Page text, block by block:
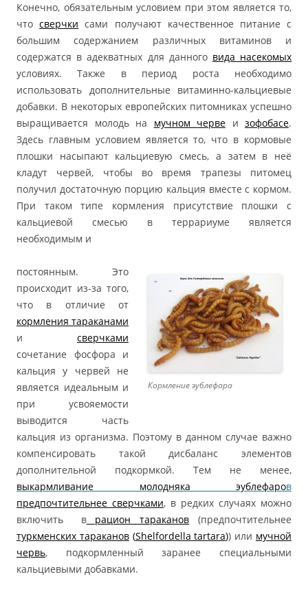
Конечно, обязательным условием при этом является то,
чтосверчки сами получают качественное питание с
большим содержанием различных витаминов и
содержатся в адекватных для данного вида насекомых
условиях. Также в период роста необходимо
использовать дополнительные витаминно-кальциевые
добавки. В некоторых европейских питомниках успешно
выращивается молодь на мучном черве и зофобасе.
Здесь главным условием является то, что в кормовые
плошки насыпают кальциевую смесь, а затем в неё
кладут червей, чтобы во время трапезы питомец
получил достаточную порцию кальция вместе с кормом.
При таком типе кормления присутствие плошки с
кальциевой смесью в террариуме является
необходимым и
Кормление эублефара
постоянным. Это
происходит из-за того,
что в отличие от
кормления тараканами
и сверчками
сочетание фосфора и
кальция у червей не
является идеальным и
при усвояемости
выводится часть
кальция из организма. Поэтому в данном случае важно
компенсировать такой дисбаланс элементов
дополнительной подкормкой. Тем не менее,
выкармливание молодняка эублефаров
предпочтительнее сверчками, в редких случаях можно
включить врацион тараканов (предпочтительнее
туркменских тараканов(Shelfordella tartara)) или мучной
червь, подкормленный заранее специальными
кальциевыми добавками.